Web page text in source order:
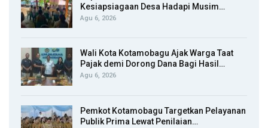
Kesiapsiagaan Desa Hadapi Musim…
Agu 6, 2026
Wali Kota Kotamobagu Ajak Warga Taat
Pajak demi Dorong Dana Bagi Hasil…
Agu 6, 2026
Pemkot Kotamobagu Targetkan Pelayanan
Publik Prima Lewat Penilaian…